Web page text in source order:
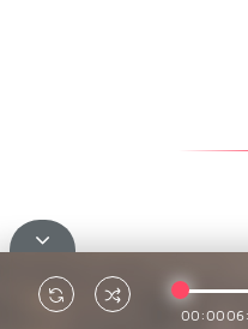
00:00